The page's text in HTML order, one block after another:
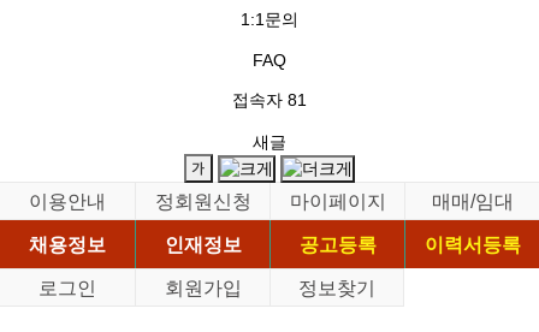
1:1문의
FAQ
접속자 81
새글
이용안내 정회원신청 마이페이지
매매/임대
채용정보
인재정보 공고등록
이력서등록
로그인
회원가입 정보찾기